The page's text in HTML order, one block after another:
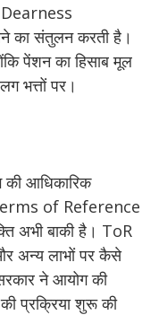
Dearness
का संतुलन करती है।
पेंशन का हिसाब मूल
भत्तों पर।
आधिकारिक
of Reference
अभी बाकी है। ToR
अन्य लाभों पर कैसे
ने आयोग की
प्रक्रिया शुरू की